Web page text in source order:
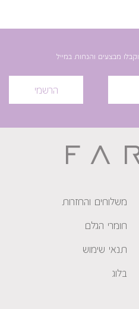
וקבלו מבצעים והנחות במייל
הרשמי
משלוחים והחזרות
חומרי הגלם
תנאי שימוש
בלוג